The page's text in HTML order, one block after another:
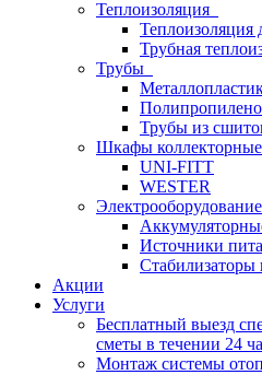
Теплоизоляция
Теплоизоляция
Трубная
Трубы
Трубы из
Шкафы коллекторные
UNI-FITT
WESTER
Электрооборудование
Источники
Стабилизаторы
Акции
Услуги
Бесплатный выезд
сметы в течении 24
Монтаж системы